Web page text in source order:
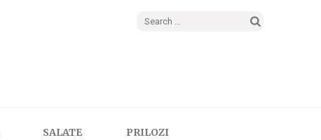
Search
SALATE PRILOZI